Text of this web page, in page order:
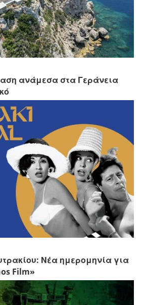
ανάμεσα στα Γεράνεια
Νέα ημερομηνία για
Film»